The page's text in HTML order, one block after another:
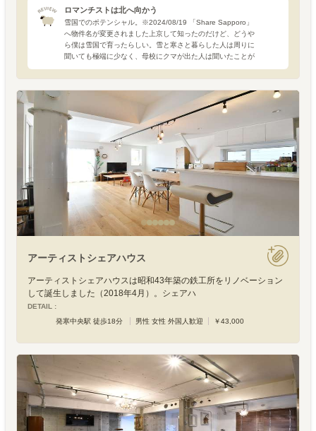
ロマンチストは北へ向かう
雪国でのポテンシャル。※2024/08/19 「Share Sapporo」
へ物件名が変更されました上京して知ったのだけど、どうや
ら僕は雪国で育ったらしい。雪と寒さと暮らした人は周りに
聞いても極端に少なく、母校にクマが出た人は聞いたことが
アーティストシェアハウス
アーティストシェアハウスは昭和43年築の鉄工所をリノベーション
して誕生しました（2018年4月）。シェアハ
DETAIL :
発寒中央駅 徒歩18分
男性 女性 外国人歓迎 ￥43,000